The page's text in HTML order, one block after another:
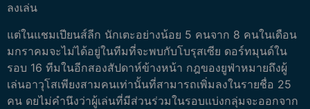
ลงเล่น
แต่ในแชมเปียนส์ลีก นักเตะอย่างน้อย 5 คนจาก 8 คนในเดือน
มกราคมจะไม่ได้อยู่ในทีมที่จะพบกับโบรุสเซีย ดอร์ทมุนด์ใน
รอบ 16 ทีมในอีกสองสัปดาห์ข้างหน้า กฎของยูฟ่าหมายถึงผู้
เล่นอาวุโสเพียงสามคนเท่านั้นที่สามารถเพิ่มลงในรายชื่อ 25
คน ดยไม่คำนึงว่าผู้เล่นที่มีส่วนร่วมในรอบแบ่งกลุ่มจะออกจาก